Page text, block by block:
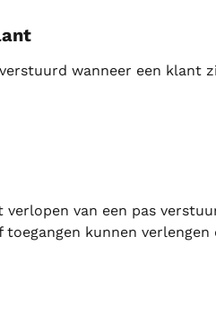
wanneer een klant
van een pas
kunnen